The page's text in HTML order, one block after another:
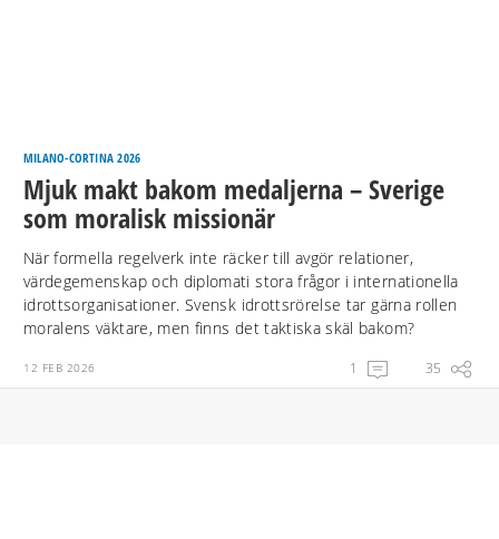
MILANO-CORTINA 2026
Mjuk makt bakom medaljerna – Sverige
som moralisk missionär
När formella regelverk inte räcker till avgör relationer,
värdegemenskap och diplomati stora frågor i internationella
idrottsorganisationer. Svensk idrottsrörelse tar gärna rollen
moralens väktare, men finns det taktiska skäl bakom?
12 FEB 2026 1 35